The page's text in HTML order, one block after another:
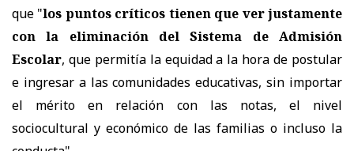
que "los puntos críticos tienen que ver justamente
con la eliminación del Sistema de Admisión
Escolar, que permitía la equidad a la hora de postular
e ingresar a las comunidades educativas, sin importar
el mérito en relación con las notas, el nivel
sociocultural y económico de las familias o incluso la